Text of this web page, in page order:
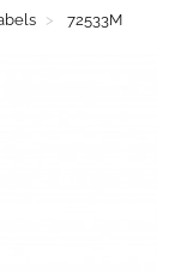
72533M